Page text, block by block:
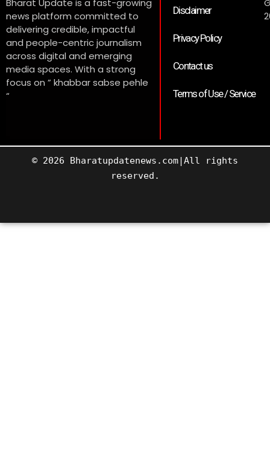
Bharat Update is a fast-growing
news platform committed to
delivering credible, impactful
and people-centric journalism
across digital and emerging
media spaces. With a strong
focus on ” khabbar sabse pehle
“
Disclaimer
Privacy Policy
Contact us
Terms of Use / Service
© 2026 Bharatupdatenews.com|All rights
reserved.